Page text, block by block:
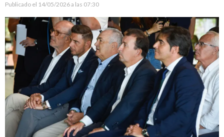
Publicado el 14/05/2026 a las 07:30